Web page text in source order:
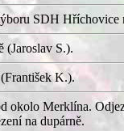
SDH Hříchovice
(Jaroslav S.).
K.).
okolo Merklína.
na dupárně.